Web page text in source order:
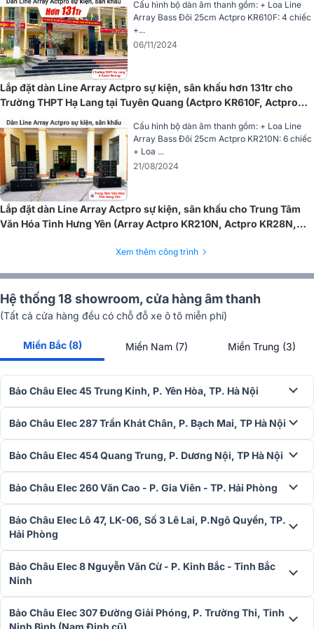
Độ nhạy đạt106dB (1W/1m)
cho hiệu quả khuếch đại tối ưu khi
ghép nối với các dòng main công suất.
đại (Max SPL) đạt tới 141dB, giúp âm thanh lan tỏa mạnh mẽ, phủ
đều khắp không gian hàng ngàn khán giả mà không bị suy hao.
Dải tần đáp ứng rộng từ70Hz - 20kHz
, tái tạo đầy đủ cả dải âm
nhạc và giọng nói, đáp ứng tốt cho các thể loại nhạc sân khấu, DJ,
nhạc sống hay phát biểu hội nghị.
3. Kết nối linh hoạt - Dễ dàng phối ghép hệ thống
Loa ActproKR210F New được trang bị2 cổng kết nối chuẩn NL4
SpeakON, cho phép tín hiệu truyền tải ổn định và an toàn trong hệ
thống công suất lớn. Người dùng có thể dễ dàng kết nối nhiều loa
theo chuỗi hoặc cấu trúc đa điểm trong hệ thống line array.
Loa hỗ trợ trở kháng tùy chọn
thích với nhiều loại main công suất khác nhau. Sự linh hoạt này giúp
kỹ thuật viên dễ dàng thiết lập hệ thống phù hợp với từng không
gian biểu diễn và đảm bảo sự đồng bộ kỹ thuật khi lắp đặt.
4. Ứng dụng thực tế - Sẵn sàng cho mọi sân khấu
chuyên nghiệp
Với hiệu suất mạnh mẽ, độ bền cao và khả năng ghép hệ thống linh
hoạt, loa line array Actpro KR210F New là lựa chọn hàng đầu cho
các hệ thống âm thanh sân khấu lớn, hội trường đa năng, sự kiện
Cấu hình bộ dàn âm thanh gồm: + Loa Line
Array Bass Đôi 25cm Actpro KR610F: 4 chiếc
+...
06/11/2024
Lắp đặt dàn Line Array Actpro sự kiện, sân khấu hơn 131tr cho
Trường THPT Hạ Lang tại Tuyên Quang (Actpro KR610F, Actpro
KR28N, QD4.13, FP14000,…)
Cấu hình bộ dàn âm thanh gồm: + Loa Line
Array Bass Đôi 25cm Actpro KR210N: 6 chiếc
+ Loa ...
21/08/2024
Lắp đặt dàn Line Array Actpro sự kiện, sân khấu cho Trung Tâm
Văn Hóa Tỉnh Hưng Yên (Array Actpro KR210N, Actpro KR28N,
Xem thêm công trình
Hệ thống 18 showroom, cửa hàng âm thanh
(Tất cả cửa hàng đều có chỗ đỗ xe ô tô miễn phí)
Miền Bắc (8) Miền Nam (7) Miền Trung (3)
Bảo Châu Elec 45 Trung Kính, P. Yên Hòa, TP. Hà Nội
Bảo Châu Elec 287 Trần Khát Chân, P. Bạch Mai, TP Hà Nội
Bảo Châu Elec 454 Quang Trung, P. Dương Nội, TP Hà Nội
Bảo Châu Elec 260 Văn Cao - P. Gia Viên - TP. Hải Phòng
Bảo Châu Elec Lô 47, LK-06, Số 3 Lê Lai, P.Ngô Quyền, TP.
Hải Phòng
Bảo Châu Elec 8 Nguyễn Văn Cừ - P. Kinh Bắc - Tỉnh Bắc
Ninh
Bảo Châu Elec 307 Đường Giải Phóng, P. Trường Thi, Tỉnh